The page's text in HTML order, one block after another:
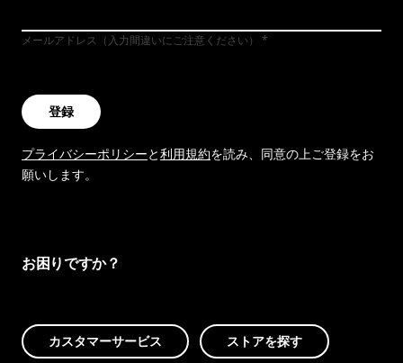
メールアドレス（入力間違いにご注意ください）
登録
プライバシーポリシーと利用規約を読み、同意の上ご登録をお
願いします。
お困りですか？
カスタマーサービス ストアを探す